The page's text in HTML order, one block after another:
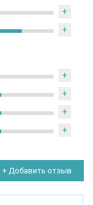
+
+
+
+
+
+
+ Добавить отзыв